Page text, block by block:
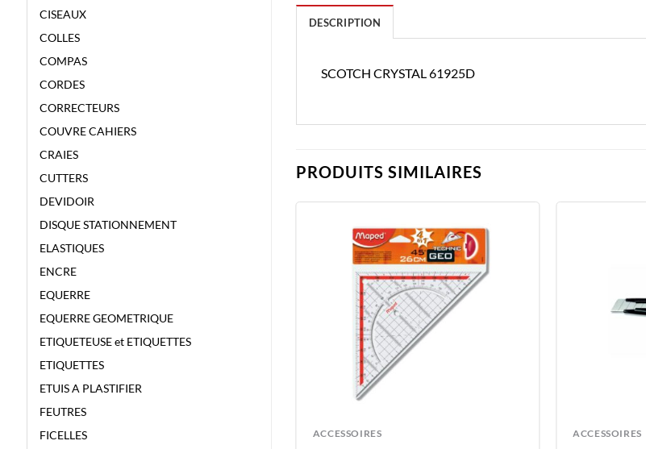
CISEAUX
COLLES
COMPAS
CORDES
CORRECTEURS
COUVRE CAHIERS
CRAIES
CUTTERS
DEVIDOIR
DISQUE STATIONNEMENT
ELASTIQUES
ENCRE
EQUERRE
EQUERRE GEOMETRIQUE
ETIQUETEUSE et ETIQUETTES
ETIQUETTES
ETUIS A PLASTIFIER
FEUTRES
FICELLES
DESCRIPTION
SCOTCH CRYSTAL 61925D
PRODUITS SIMILAIRES
ACCESSOIRES ACCESSOIRES
ACCESSOIRES